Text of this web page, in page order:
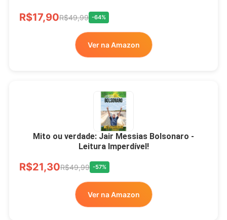
R$17,90R$49,99 -64%
Ver na Amazon
Mito ou verdade: Jair Messias Bolsonaro -
Leitura Imperdível!
R$21,30R$49,99 -57%
Ver na Amazon